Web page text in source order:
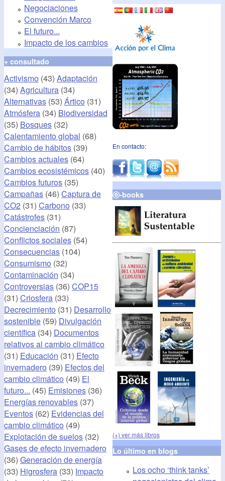
Negociaciones
Convención Marco
El futuro...
Impacto de los cambios
+ consultado
Activismo (43) Adaptación
(34) Agricultura (34)
Alternativas (53) Ártico (31)
Atmósfera (34) Biodiversidad
(35) Bosques (32)
Calentamiento global (68)
Cambio de hábitos (39)
Cambios actuales (64)
Cambios ecosistémicos (40)
Cambios futuros (35)
Campañas (46) Captura de
CO2 (31) Carbono (33)
Catástrofes (31)
Concienciación (87)
Conflictos sociales (54)
Consecuencias (104)
Consumismo (32)
Contaminación (34)
Controversias (36) COP15
(31) Criosfera (33)
Decrecimiento (31) Desarrollo
sostenible (59) Divulgación
científica (34) Documentos
relativos al cambio climático
(31) Educación (31) Efecto
invernadero (39) Efectos del
cambio climático (49) El
futuro... (45) Emisiones (36)
Energías renovables (37)
Eventos (62) Evidencias del
cambio climático (49)
Explotación de suelos (32)
Gases de efecto invernadero
(36) Generación de energía
(33) Higrosfera (33) Impacto
En contacto:
ⓔ-books
(+) ver más libros
Lo último en blogs
Los ocho ‘think tanks’